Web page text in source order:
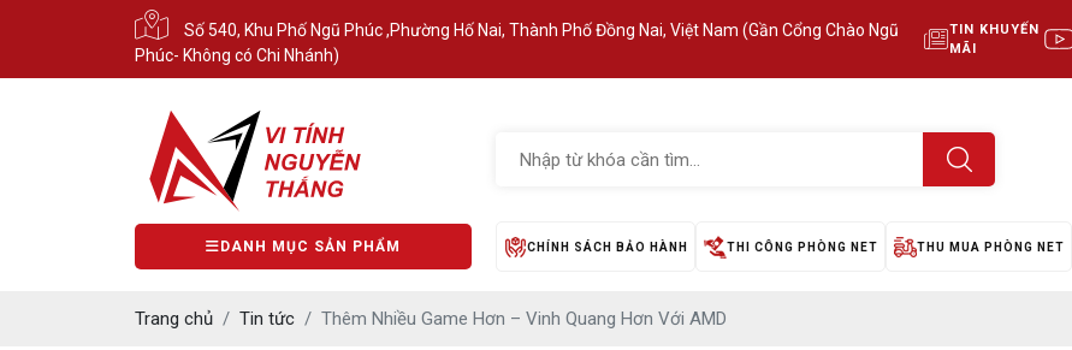
Số 540, Khu Phố Ngũ Phúc ,Phường Hố Nai, Thành Phố Đồng Nai, Việt Nam (Gần Cổng Chào Ngũ
Phúc- Không có Chi Nhánh)
TIN KHUYẾN
MÃI
DANH MỤC SẢN PHẨM CHÍNH SÁCH BẢO HÀNH THI CÔNG PHÒNG NET THU MUA PHÒNG NET
Trang chủ Tin tức Thêm Nhiều Game Hơn – Vinh Quang Hơn Với AMD